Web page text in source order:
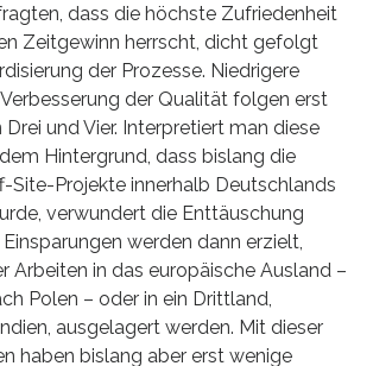
dass die höchste Zufriedenheit
Zeitgewinn herrscht, dicht gefolgt
der Prozesse. Niedrigere
der Qualität folgen erst
und Vier. Interpretiert man diese
Hintergrund, dass bislang die
Site-Projekte innerhalb Deutschlands
verwundert die Enttäuschung
werden dann erzielt,
Arbeiten in das europäische Ausland –
Polen – oder in ein Drittland,
ausgelagert werden. Mit dieser
haben bislang aber erst wenige